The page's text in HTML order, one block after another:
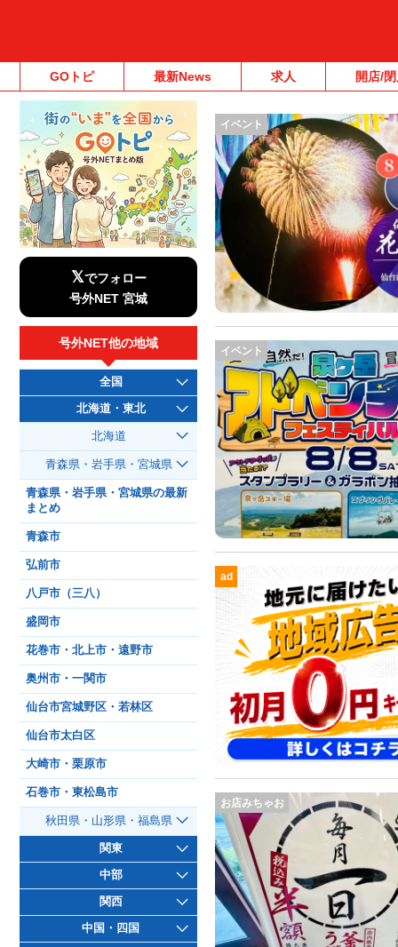
GOトピ 最新News 求人 開店/
イベント
イベント
ad
お店みちゃお
𝕏でフォロー
号外NET 宮城
号外NET他の地域
全国
北海道・東北
北海道
青森県・岩手県・宮城県
青森県・岩手県・宮城県の最新
まとめ
青森市
弘前市
八戸市（三八）
盛岡市
花巻市・北上市・遠野市
奥州市・一関市
仙台市宮城野区・若林区
仙台市太白区
大崎市・栗原市
石巻市・東松島市
秋田県・山形県・福島県
関東
中部
関西
中国・四国